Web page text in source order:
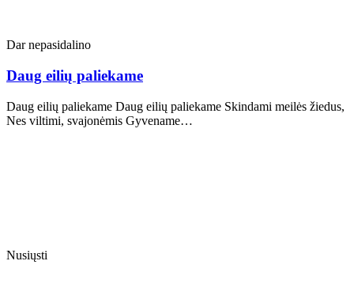
Dar nepasidalino
Daug eilių paliekame
Daug eilių paliekame Daug eilių paliekame Skindami meilės žiedus,
Nes viltimi, svajonėmis Gyvename…
Nusiųsti